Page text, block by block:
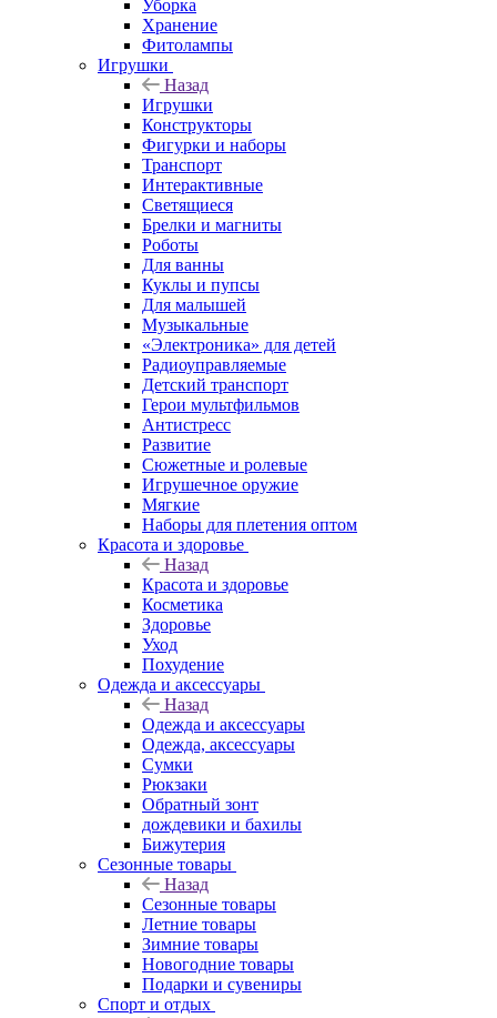
Уборка
Хранение
Фитолампы
Игрушки
Назад
Игрушки
Конструкторы
Фигурки и наборы
Транспорт
Интерактивные
Светящиеся
Брелки и магниты
Роботы
Для ванны
Куклы и пупсы
Для малышей
Музыкальные
«Электроника» для детей
Радиоуправляемые
Детский транспорт
Герои мультфильмов
Антистресс
Развитие
Сюжетные и ролевые
Игрушечное оружие
Мягкие
Наборы для плетения оптом
Красота и здоровье
Назад
Красота и здоровье
Косметика
Здоровье
Уход
Похудение
Одежда и аксессуары
Назад
Одежда и аксессуары
Одежда, аксессуары
Сумки
Рюкзаки
Обратный зонт
дождевики и бахилы
Бижутерия
Сезонные товары
Назад
Сезонные товары
Летние товары
Зимние товары
Новогодние товары
Подарки и сувениры
Спорт и отдых